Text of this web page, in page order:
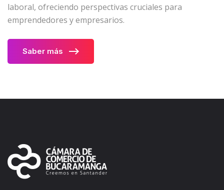
laboral, ofreciendo perspectivas cruciales para
emprendedores y empresarios.
Saber más